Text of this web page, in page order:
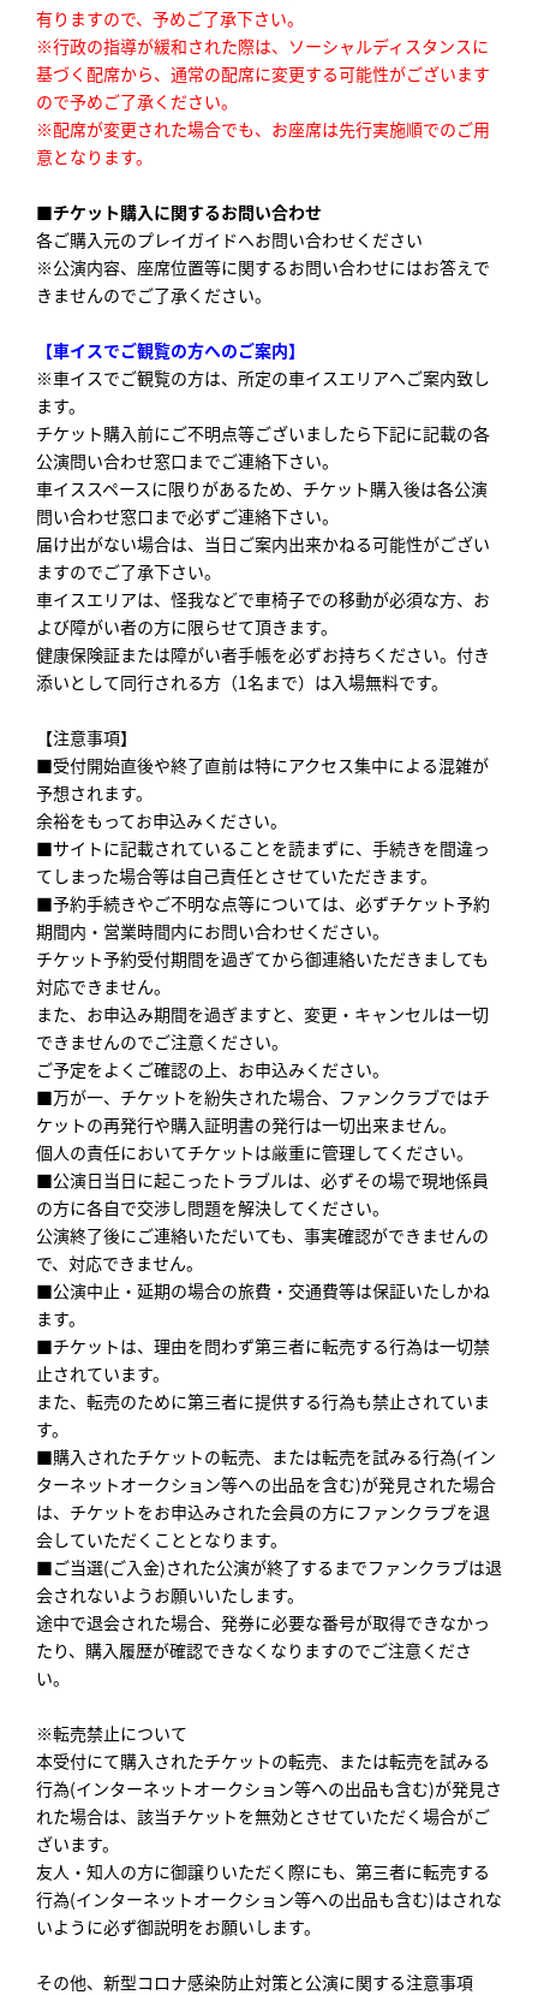
有りますので、予めご了承下さい。
※行政の指導が緩和された際は、ソーシャルディスタンスに
基づく配席から、通常の配席に変更する可能性がございます
ので予めご了承ください。
※配席が変更された場合でも、お座席は先行実施順でのご用
意となります。
■チケット購入に関するお問い合わせ
各ご購入元のプレイガイドへお問い合わせください
※公演内容、座席位置等に関するお問い合わせにはお答えで
きませんのでご了承ください。
【車イスでご観覧の方へのご案内】
※車イスでご観覧の方は、所定の車イスエリアへご案内致し
ます。
チケット購入前にご不明点等ございましたら下記に記載の各
公演問い合わせ窓口までご連絡下さい。
車イススペースに限りがあるため、チケット購入後は各公演
問い合わせ窓口まで必ずご連絡下さい。
届け出がない場合は、当日ご案内出来かねる可能性がござい
ますのでご了承下さい。
車イスエリアは、怪我などで車椅子での移動が必須な方、お
よび障がい者の方に限らせて頂きます。
健康保険証または障がい者手帳を必ずお持ちください。付き
添いとして同行される方（1名まで）は入場無料です。
【注意事項】
■受付開始直後や終了直前は特にアクセス集中による混雑が
予想されます。
余裕をもってお申込みください。
■サイトに記載されていることを読まずに、手続きを間違っ
てしまった場合等は自己責任とさせていただきます。
■予約手続きやご不明な点等については、必ずチケット予約
期間内・営業時間内にお問い合わせください。
チケット予約受付期間を過ぎてから御連絡いただきましても
対応できません。
また、お申込み期間を過ぎますと、変更・キャンセルは一切
できませんのでご注意ください。
ご予定をよくご確認の上、お申込みください。
■万が一、チケットを紛失された場合、ファンクラブではチ
ケットの再発行や購入証明書の発行は一切出来ません。
個人の責任においてチケットは厳重に管理してください。
■公演日当日に起こったトラブルは、必ずその場で現地係員
の方に各自で交渉し問題を解決してください。
公演終了後にご連絡いただいても、事実確認ができませんの
で、対応できません。
■公演中止・延期の場合の旅費・交通費等は保証いたしかね
ます。
■チケットは、理由を問わず第三者に転売する行為は一切禁
止されています。
また、転売のために第三者に提供する行為も禁止されていま
す。
■購入されたチケットの転売、または転売を試みる行為(イン
ターネットオークション等への出品を含む)が発見された場合
は、チケットをお申込みされた会員の方にファンクラブを退
会していただくこととなります。
■ご当選(ご入金)された公演が終了するまでファンクラブは退
会されないようお願いいたします。
途中で退会された場合、発券に必要な番号が取得できなかっ
たり、購入履歴が確認できなくなりますのでご注意くださ
い。
※転売禁止について
本受付にて購入されたチケットの転売、または転売を試みる
行為(インターネットオークション等への出品も含む)が発見さ
れた場合は、該当チケットを無効とさせていただく場合がご
ざいます。
友人・知人の方に御譲りいただく際にも、第三者に転売する
行為(インターネットオークション等への出品も含む)はされな
いように必ず御説明をお願いします。
その他、新型コロナ感染防止対策と公演に関する注意事項